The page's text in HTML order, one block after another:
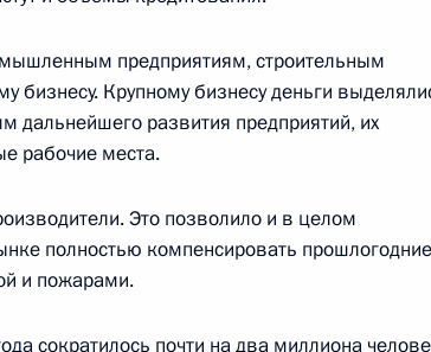
Кавказского
6
округа
предприятиям, строительным
бизнесу. Крупному бизнесу деньги
дальнейшего развития предприятий, их
рабочие места.
Это позволило и в целом
полностью компенсировать прошлогодние
и пожарами.
сократилось почти на два миллиона